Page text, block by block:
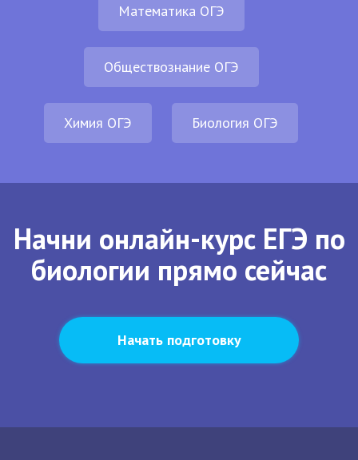
Математика ОГЭ
Обществознание ОГЭ
Химия ОГЭ Биология ОГЭ
Начни онлайн-курс ЕГЭ по
биологии прямо сейчас
Начать подготовку